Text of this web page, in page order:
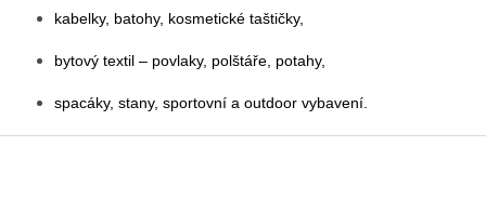
kabelky, batohy, kosmetické taštičky,
bytový textil – povlaky, polštáře, potahy,
spacáky, stany, sportovní a outdoor vybavení.
Z